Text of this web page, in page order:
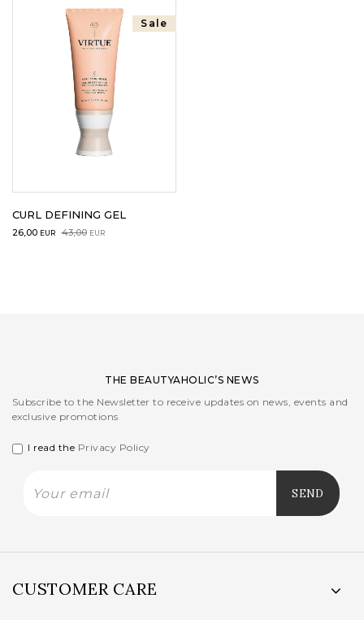
Sale
CURL DEFINING GEL
43,00 EUR
Original
26,00 EUR
Current
THE BEAUTYAHOLIC’S NEWS
Subscribe to the Newsletter to receive updates on news, events and
exclusive promotions
I read the Privacy Policy
CUSTOMER CARE